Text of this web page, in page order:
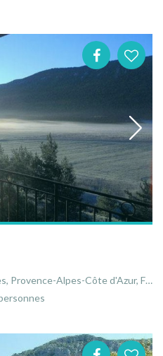
Alpes-Côte d'Azur, France